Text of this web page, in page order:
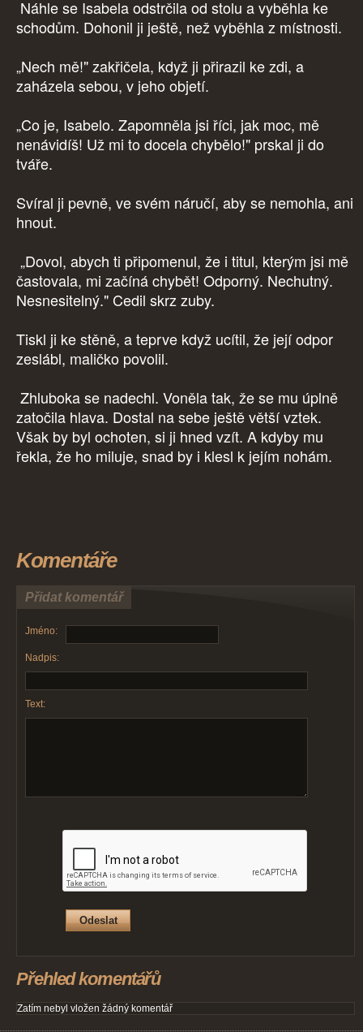
Náhle se Isabela odstrčila od stolu a vyběhla ke
schodům. Dohonil ji ještě, než vyběhla z místnosti.
„Nech mě!" zakřičela, když ji přirazil ke zdi, a
zaházela sebou, v jeho objetí.
„Co je, Isabelo. Zapomněla jsi říci, jak moc, mě
nenávidíš! Už mi to docela chybělo!" prskal ji do
tváře.
Svíral ji pevně, ve svém náručí, aby se nemohla, ani
hnout.
„Dovol, abych ti připomenul, že i titul, kterým jsi mě
častovala, mi začíná chybět! Odporný. Nechutný.
Nesnesitelný." Cedil skrz zuby.
Tiskl ji ke stěně, a teprve když ucítil, že její odpor
zeslábl, maličko povolil.
Zhluboka se nadechl. Voněla tak, že se mu úplně
zatočila hlava. Dostal na sebe ještě větší vztek.
Však by byl ochoten, si ji hned vzít. A kdyby mu
řekla, že ho miluje, snad by i klesl k jejím nohám.
Komentáře
Přidat komentář
Jméno:
Nadpis:
Text:
Přehled komentářů
Zatím nebyl vložen žádný komentář